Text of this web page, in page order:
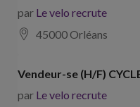
par Le velo recrute
45000 Orléans
Vendeur-se (H/F)
par Le velo recrute